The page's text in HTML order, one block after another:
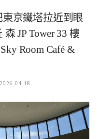
京鐵塔拉近到眼
JP Tower 33 樓
Room Café &
2026-04-18